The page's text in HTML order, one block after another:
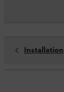
Installation